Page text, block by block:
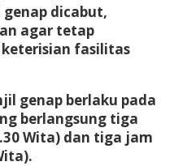
dicabut,
agar tetap
fasilitas
genap berlaku pada
berlangsung tiga
Wita) dan tiga jam